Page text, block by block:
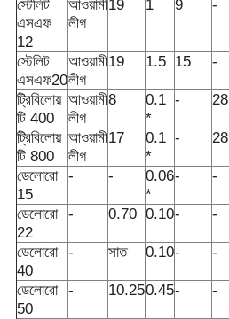
স্টেলিট
এসএফ
12
আওয়ামী
লীগ
19 1 9 -
স্টেলিট
এসএফ20
আওয়ামী
লীগ
19 1.5 15 -
ট্রিবিলোয়
টি 400
আওয়ামী
লীগ
8
0.1
*
- 28
ট্রিবিলোয়
টি 800
আওয়ামী
লীগ
17
0.1
*
- 28
ডেলোরো
15
- -
0.06
*
- -
ডেলোরো
22
- 0.70 0.10- -
ডেলোরো
40
- সাত 0.10- -
ডেলোরো
50
- 10.250.45- -